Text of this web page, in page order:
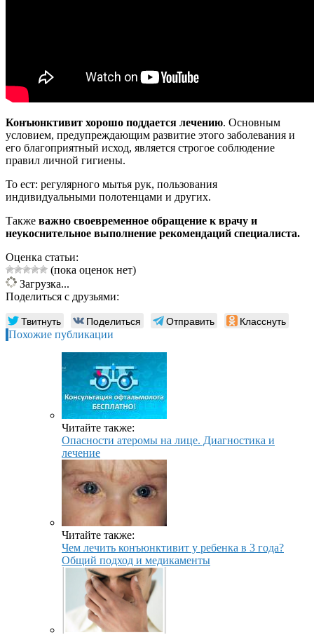
Конъюнктивит хорошо поддается лечению. Основным
условием, предупреждающим развитие этого заболевания и
его благоприятный исход, является строгое соблюдение
правил личной гигиены.
То ест: регулярного мытья рук, пользования
индивидуальными полотенцами и других.
Также важно своевременное обращение к врачу и
неукоснительное выполнение рекомендаций специалиста.
Оценка статьи:
(пока оценок нет)
Загрузка...
Поделиться с друзьями:
Твитнуть Поделиться Отправить Класснуть
Похожие публикации
Читайте также:
Опасности атеромы на лице. Диагностика и
лечение
Читайте также:
Чем лечить конъюнктивит у ребенка в 3 года?
Общий подход и медикаменты